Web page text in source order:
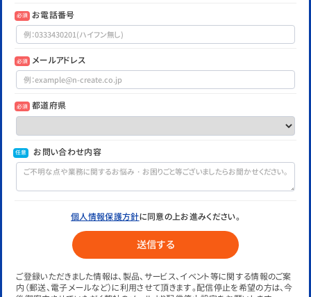
必須 お電話番号
必須 メールアドレス
必須 都道府県
任意 お問い合わせ内容
個人情報保護方針に同意の上お進みください。
ご登録いただきました情報は、製品、サービス、イベント等に関する情報のご案
内（郵送、電子メールなど）に利用させて頂きます。配信停止を希望の方は、今